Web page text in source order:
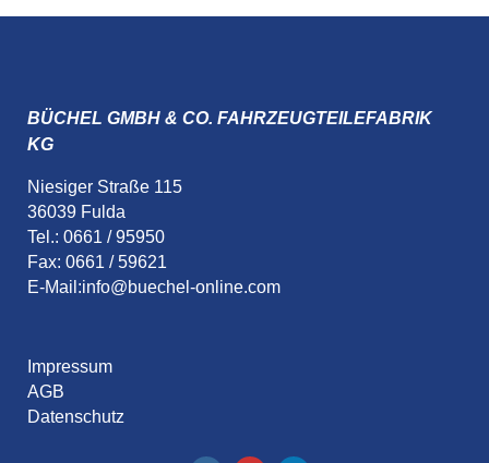
BÜCHEL GMBH & CO. FAHRZEUGTEILEFABRIK
KG
Niesiger Straße 115
36039 Fulda
Tel.: 0661 / 95950
Fax: 0661 / 59621
E-Mail:info@buechel-online.com
Impressum
AGB
Datenschutz